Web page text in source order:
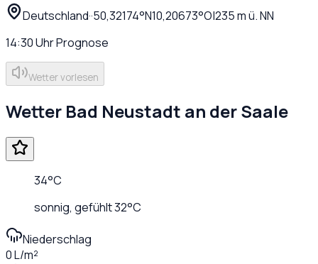
Deutschland··50,32174°N10,20673°O|235m ü. NN
14:30UhrPrognose
Wetter vorlesen
Wetter Bad Neustadt an der Saale
34°C
sonnig, gefühlt32°C
Niederschlag
0 L/m²